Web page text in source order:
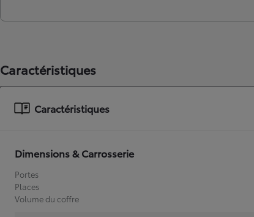
Caractéristiques
Caractéristiques
Dimensions & Carrosserie
Portes
Places
Volume du coffre